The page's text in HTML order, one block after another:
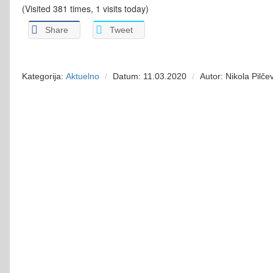
(Visited 381 times, 1 visits today)
Share Tweet
Kategorija: Aktuelno Datum: 11.03.2020 Autor: Nikola